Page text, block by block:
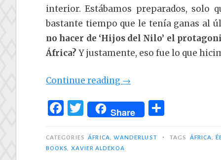
interior. Estábamos preparados, solo
bastante tiempo que le tenía ganas al
no hacer de ‘Hijos del Nilo’ el
África? Y justamente, eso fue lo que
Continue reading «Wanderlust
‘Hijos
Nilo’
de
→
F
c
e
T
w
it
te
Share
m
CATEGORIES ÁFRICA, WANDERLUST • TAGS ÁFRICA,
BOOKS, XAVIER ALDEKOA